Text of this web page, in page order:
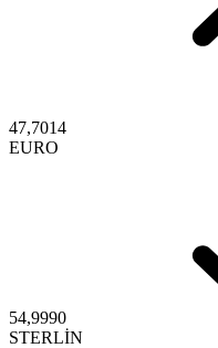
47,7014
EURO
54,9990
STERLİN